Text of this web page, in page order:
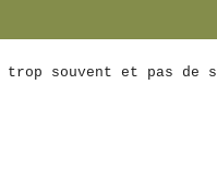
trop souvent et pas de